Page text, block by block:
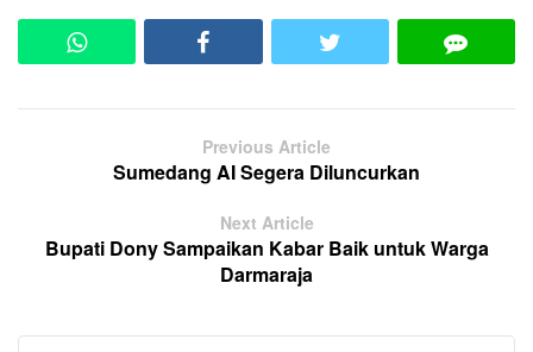
Previous Article
Sumedang AI Segera Diluncurkan
Next Article
Bupati Dony Sampaikan Kabar Baik untuk Warga
Darmaraja